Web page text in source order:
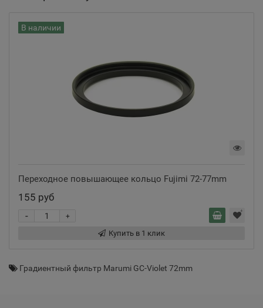
В наличии
Переходное повышающее кольцо Fujimi 72-77mm
155 руб
+
-
Купить в 1 клик
Градиентный фильтр Marumi GC-Violet 72mm